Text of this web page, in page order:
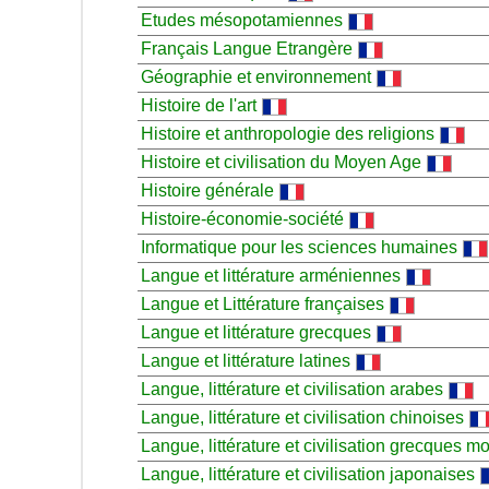
Etudes mésopotamiennes
Français Langue Etrangère
Géographie et environnement
Histoire de l'art
Histoire et anthropologie des religions
Histoire et civilisation du Moyen Age
Histoire générale
Histoire-économie-société
Informatique pour les sciences humaines
Langue et littérature arméniennes
Langue et Littérature françaises
Langue et littérature grecques
Langue et littérature latines
Langue, littérature et civilisation arabes
Langue, littérature et civilisation chinoises
Langue, littérature et civilisation grecques
Langue, littérature et civilisation japonaises